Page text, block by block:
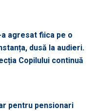
a agresat fiica pe o
dusă la audieri.
Copilului continuă
pentru pensionari